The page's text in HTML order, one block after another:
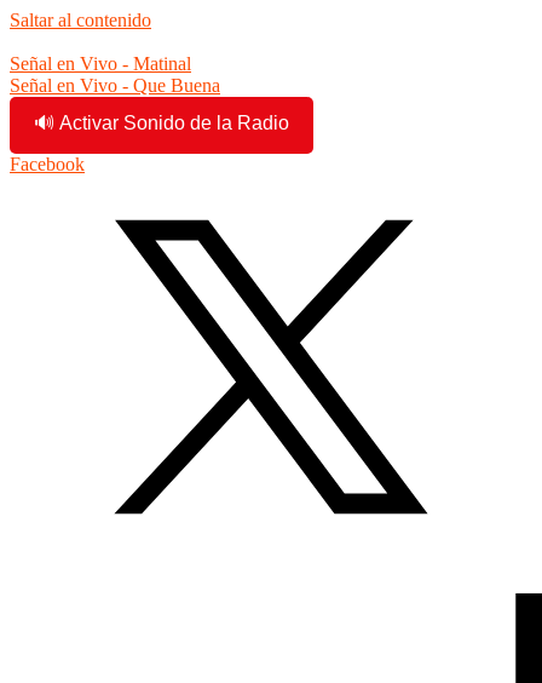
Saltar al contenido
Señal en Vivo - Matinal
Señal en Vivo - Que Buena
🔊 Activar Sonido de la Radio
Facebook